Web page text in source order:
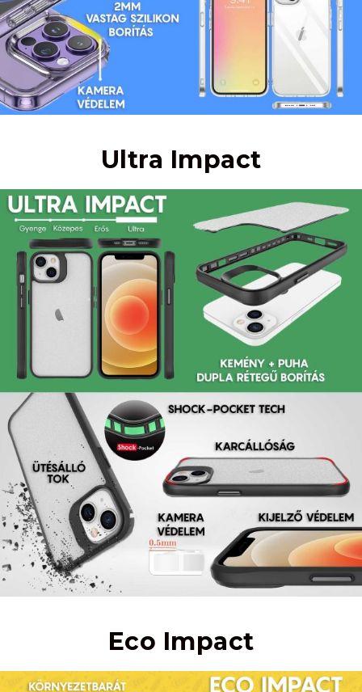
Ultra Impact
Eco Impact